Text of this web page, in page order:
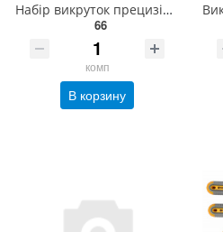
Набір викруток прецизійних VOREL : SL. Cr-V 6 Шт. [20/100] 64310
66
комп
В корзину